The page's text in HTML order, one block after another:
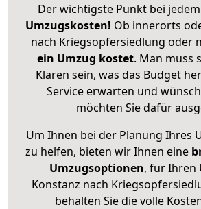
Der wichtigste Punkt bei
Umzugskosten! Ob innerorts
nach Kriegsopfersiedlung oder
ein Umzug kostet. Man muss
Klaren sein, was das Budget
Service erwarten und
möchten Sie dafür
Um Ihnen bei der Planung Ihres
zu helfen, bieten wir Ihnen eine
Umzugsoptionen, für Ihren
Konstanz nach
behalten Sie die volle